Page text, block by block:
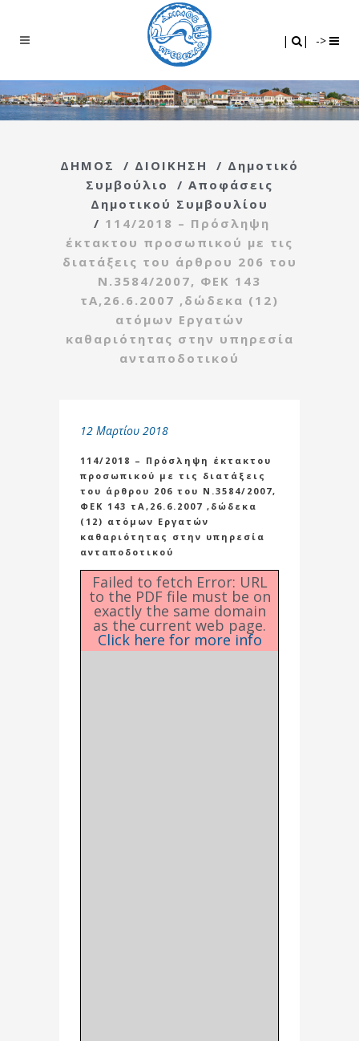
| | ->
ΔΗΜΟΣ / ΔΙΟΙΚΗΣΗ / Δημοτικό
Συμβούλιο
/ Αποφάσεις
Δημοτικού Συμβουλίου
/ 114/2018 – Πρόσληψη
έκτακτου προσωπικού με τις
διατάξεις του άρθρου 206 του
Ν.3584/2007, ΦΕΚ 143
τΑ,26.6.2007 ,δώδεκα (12)
ατόμων Εργατών
καθαριότητας στην υπηρεσία
ανταποδοτικού
12 Μαρτίου 2018
114/2018 – Πρόσληψη έκτακτου
προσωπικού με τις διατάξεις
του άρθρου 206 του Ν.3584/2007,
ΦΕΚ 143 τΑ,26.6.2007 ,δώδεκα
(12) ατόμων Εργατών
καθαριότητας στην υπηρεσία
ανταποδοτικού
Failed to fetch Error: URL
to the PDF file must be on
exactly the same domain
as the current web page.
Click here for more info